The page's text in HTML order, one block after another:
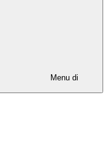
Menu di